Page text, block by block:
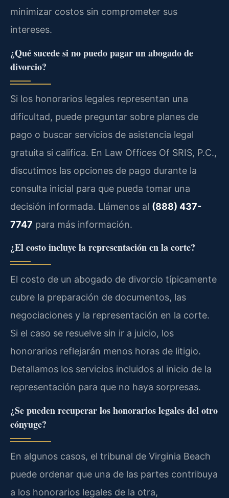
minimizar costos sin comprometer sus
intereses.
¿Qué sucede si no puedo pagar un abogado de
divorcio?
Si los honorarios legales representan una
dificultad, puede preguntar sobre planes de
pago o buscar servicios de asistencia legal
gratuita si califica. En Law Offices Of SRIS, P.C.,
discutimos las opciones de pago durante la
consulta inicial para que pueda tomar una
decisión informada. Llámenos al (888) 437-
7747 para más información.
¿El costo incluye la representación en la corte?
El costo de un abogado de divorcio típicamente
cubre la preparación de documentos, las
negociaciones y la representación en la corte.
Si el caso se resuelve sin ir a juicio, los
honorarios reflejarán menos horas de litigio.
Detallamos los servicios incluidos al inicio de la
representación para que no haya sorpresas.
¿Se pueden recuperar los honorarios legales del otro
cónyuge?
En algunos casos, el tribunal de Virginia Beach
puede ordenar que una de las partes contribuya
a los honorarios legales de la otra,